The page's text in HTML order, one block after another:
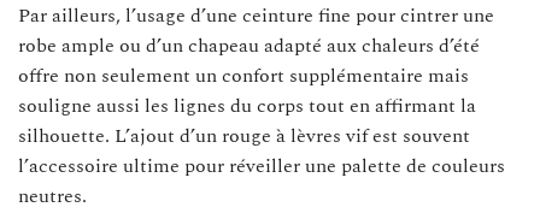
Par ailleurs, l’usage d’une ceinture fine pour cintrer une
robe ample ou d’un chapeau adapté aux chaleurs d’été
offre non seulement un confort supplémentaire mais
souligne aussi les lignes du corps tout en affirmant la
silhouette. L’ajout d’un rouge à lèvres vif est souvent
l’accessoire ultime pour réveiller une palette de couleurs
neutres.